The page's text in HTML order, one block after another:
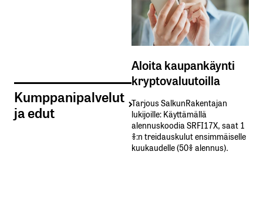
Kumppanipalvelut
ja edut
Aloita kaupankäynti
kryptovaluutoilla
Tarjous SalkunRakentajan
lukijoille: Käyttämällä​ ​
alennuskoodia​ ​SRFI17X,​ ​saat​ ​1
%:n treidauskulut​ ​ensimmäiselle​ ​
kuukaudelle​ ​(50%​ ​alennus).